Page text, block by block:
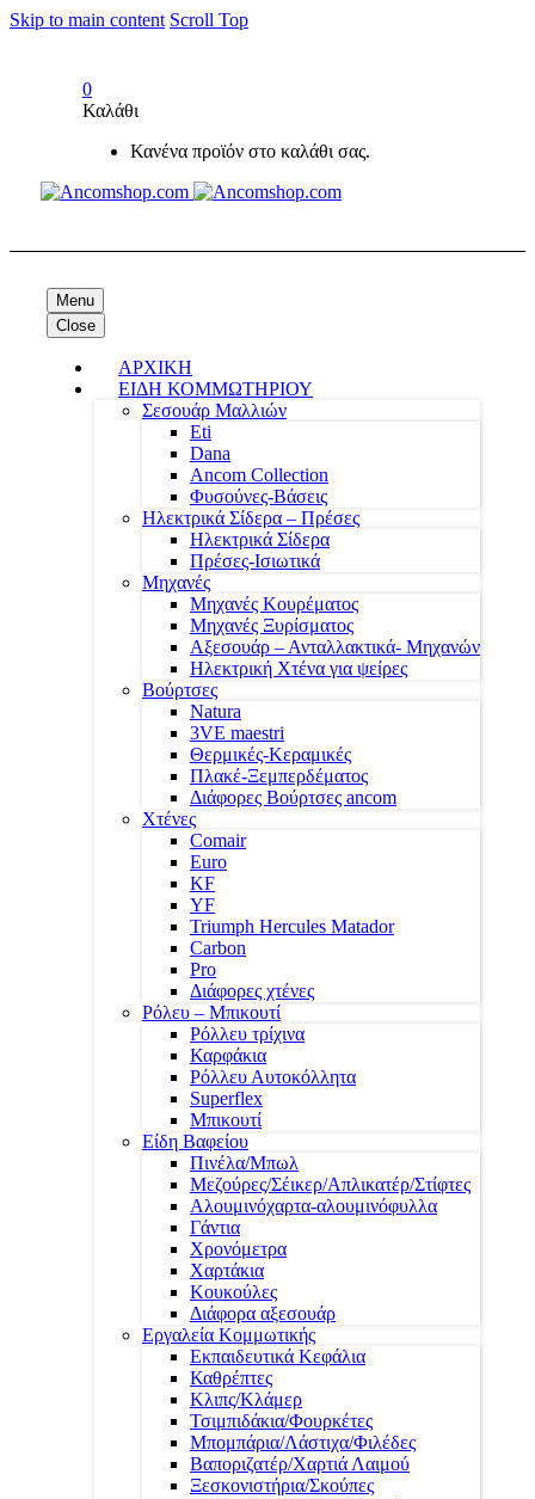
Skip to main content Scroll Top
0
Καλάθι
Κανένα προϊόν στο καλάθι σας.
Menu
Close
ΑΡΧΙΚΗ
ΕΙΔΗ ΚΟΜΜΩΤΗΡΙΟΥ
Σεσουάρ Μαλλιών
Eti
Dana
Ancom Collection
Φυσούνες-Βάσεις
Ηλεκτρικά Σίδερα – Πρέσες
Ηλεκτρικά Σίδερα
Πρέσες-Ισιωτικά
Μηχανές
Μηχανές Κουρέματος
Μηχανές Ξυρίσματος
Αξεσουάρ – Ανταλλακτικά- Μηχανών
Ηλεκτρική Χτένα για ψείρες
Βούρτσες
Natura
3VE maestri
Θερμικές-Κεραμικές
Πλακέ-Ξεμπερδέματος
Διάφορες Βούρτσες ancom
Χτένες
Comair
Euro
KF
YF
Triumph Hercules Matador
Carbon
Pro
Διάφορες χτένες
Ρόλευ – Μπικουτί
Ρόλλευ τρίχινα
Καρφάκια
Ρόλλευ Αυτοκόλλητα
Superflex
Μπικουτί
Είδη Βαφείου
Πινέλα/Μπωλ
Μεζούρες/Σέικερ/Απλικατέρ/Στίφτες
Αλουμινόχαρτα-αλουμινόφυλλα
Γάντια
Χρονόμετρα
Χαρτάκια
Κουκούλες
Διάφορα αξεσουάρ
Εργαλεία Κομμωτικής
Εκπαιδευτικά Κεφάλια
Καθρέπτες
Κλιπς/Κλάμερ
Τσιμπιδάκια/Φουρκέτες
Μπομπάρια/Λάστιχα/Φιλέδες
Βαποριζατέρ/Χαρτιά Λαιμού
Ξεσκονιστήρια/Σκούπες